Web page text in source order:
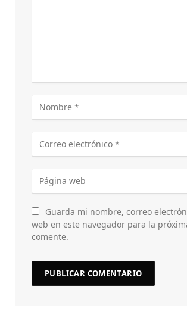
Guarda mi nombre, correo
web en este navegador para la
comente.